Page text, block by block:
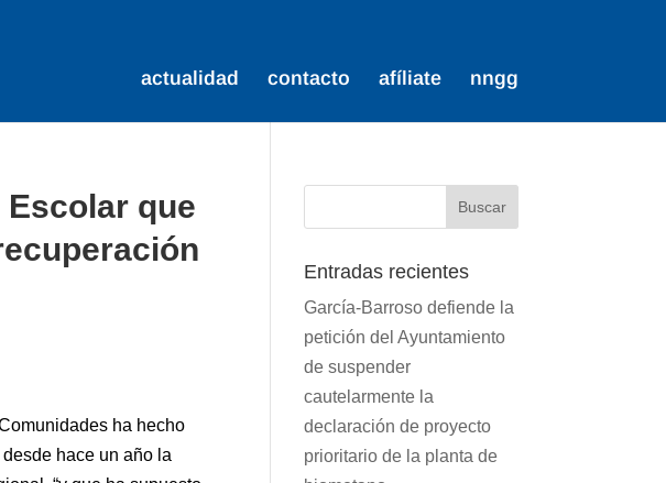
actualidad contacto afíliate nngg
que
ha hecho
hace un año la
Entradas recientes
García-Barroso defiende la
petición del Ayuntamiento
de suspender
cautelarmente la
declaración de proyecto
prioritario de la planta de